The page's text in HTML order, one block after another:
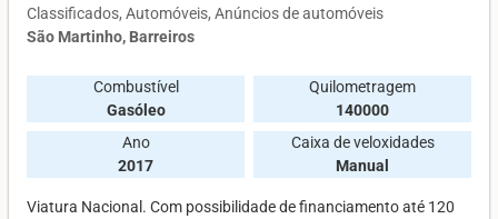
Classificados Automóveis Anúncios de automóveis
São Martinho, Barreiros
Combustível
Gasóleo
Quilometragem
140000
Ano
2017
Caixa de veloxidades
Manual
Viatura Nacional. Com possibilidade de financiamento até 120